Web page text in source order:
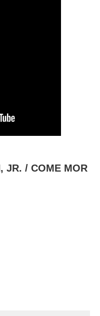
JR. ‎/ COME MOR